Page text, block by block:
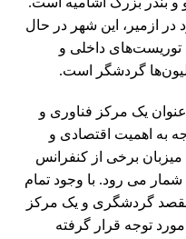
در ازمیر، این شهر در حال
داخلی و
گردشگر است.
عنوان یک مرکز فناوری و
به اهمیت اقتصادی و
میزبان برخی از کنفرانس
شمار می رود. با وجود تمام
مقصد گردشگری و یک مرکز
توجه قرار گرفته